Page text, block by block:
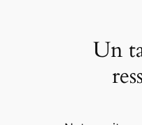
Un